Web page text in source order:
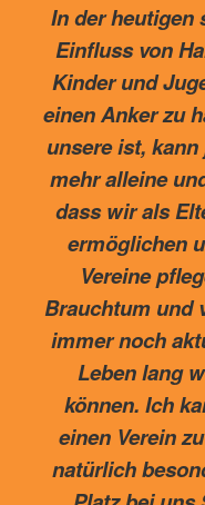
In der heutigen
Einfluss von
Kinder und
einen Anker zu
unsere ist,
mehr alleine
dass wir als
ermöglichen
Vereine
Brauchtum und
immer noch
Leben lang
können. Ich
einen Verein
natürlich